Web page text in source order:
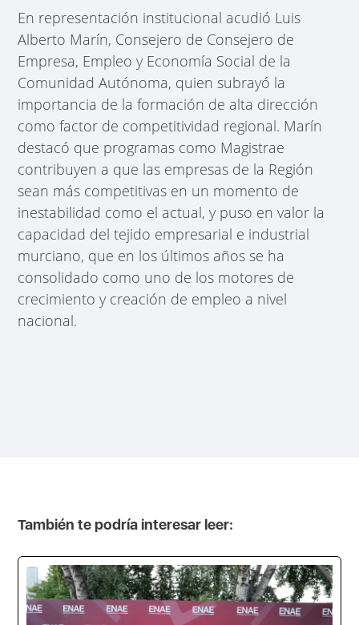
En representación institucional acudió Luis
Alberto Marín, Consejero de Consejero de
Empresa, Empleo y Economía Social de la
Comunidad Autónoma, quien subrayó la
importancia de la formación de alta dirección
como factor de competitividad regional. Marín
destacó que programas como Magistrae
contribuyen a que las empresas de la Región
sean más competitivas en un momento de
inestabilidad como el actual, y puso en valor la
capacidad del tejido empresarial e industrial
murciano, que en los últimos años se ha
consolidado como uno de los motores de
crecimiento y creación de empleo a nivel
nacional.
También te podría interesar leer: